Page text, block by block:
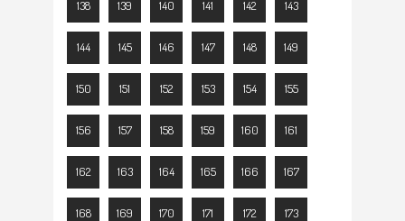
138 139 140 141 142 143
144 145 146 147 148 149
150 151 152 153 154 155
156 157 158 159 160 161
162 163 164 165 166 167
168 169 170 171 172 173